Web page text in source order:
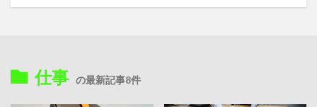
仕事 の最新記事8件